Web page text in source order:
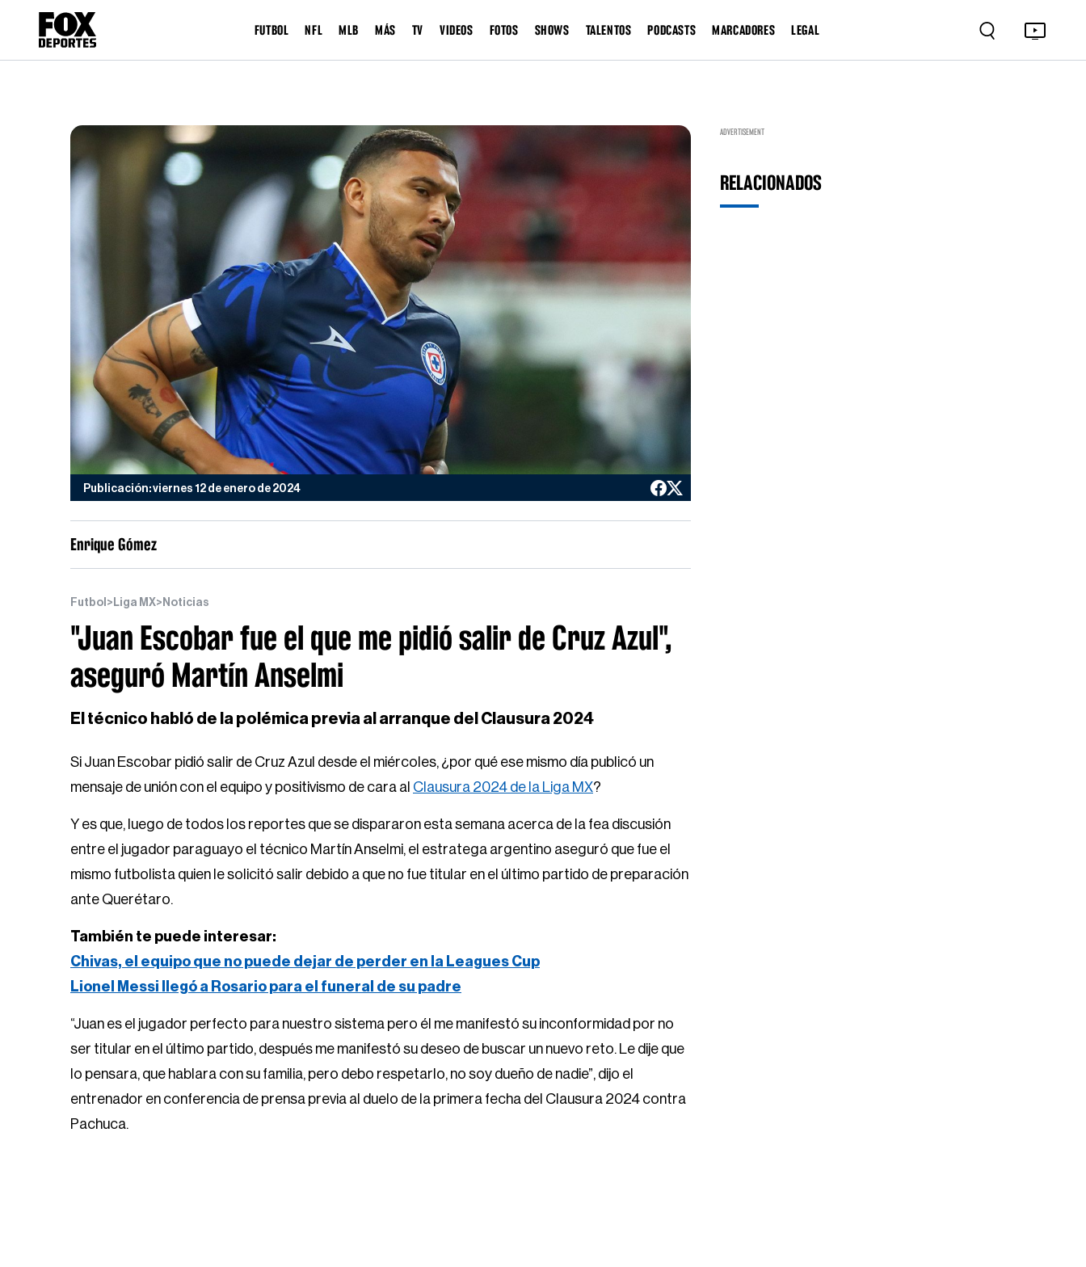
FUTBOL NFL MLB MÁS TV VIDEOS FOTOS SHOWS TALENTOS PODCASTS MARCADORES LEGAL
Publicación: viernes 12 de enero de 2024
Enrique Gómez
Futbol > Liga MX> Noticias
"Juan Escobar fue el que me pidió salir de Cruz Azul",
aseguró Martín Anselmi
El técnico habló de la polémica previa al arranque del Clausura 2024
Si Juan Escobar pidió salir de Cruz Azul desde el miércoles, ¿por qué ese mismo día publicó un
mensaje de unión con el equipo y positivismo de cara al Clausura 2024 de la Liga MX?
Y es que, luego de todos los reportes que se dispararon esta semana acerca de la fea discusión
entre el jugador paraguayo el técnico Martín Anselmi, el estratega argentino aseguró que fue el
mismo futbolista quien le solicitó salir debido a que no fue titular en el último partido de preparación
ante Querétaro.
También te puede interesar:
Chivas, el equipo que no puede dejar de perder en la Leagues Cup
Lionel Messi llegó a Rosario para el funeral de su padre
“Juan es el jugador perfecto para nuestro sistema pero él me manifestó su inconformidad por no
ser titular en el último partido, después me manifestó su deseo de buscar un nuevo reto. Le dije que
lo pensara, que hablara con su familia, pero debo respetarlo, no soy dueño de nadie”, dijo el
entrenador en conferencia de prensa previa al duelo de la primera fecha del Clausura 2024 contra
Pachuca.
ADVERTISEMENT
RELACIONADOS